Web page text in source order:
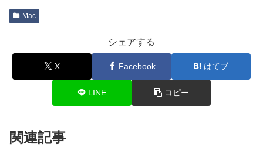
Mac
シェアする
X Facebook はてブ
LINE コピー
関連記事